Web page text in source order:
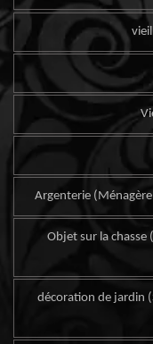
Argenterie
Objet sur la chasse
décoration de jardin